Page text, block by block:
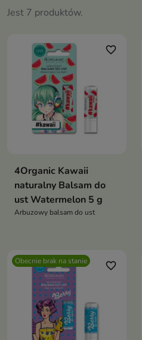
Jest 7 produktów.
favorite_border
4Organic Kawaii
naturalny Balsam do
ust Watermelon 5 g
Arbuzowy balsam do ust
Obecnie brak na stanie favorite_border